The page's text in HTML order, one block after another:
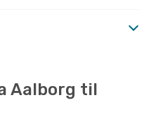
Aalborg til